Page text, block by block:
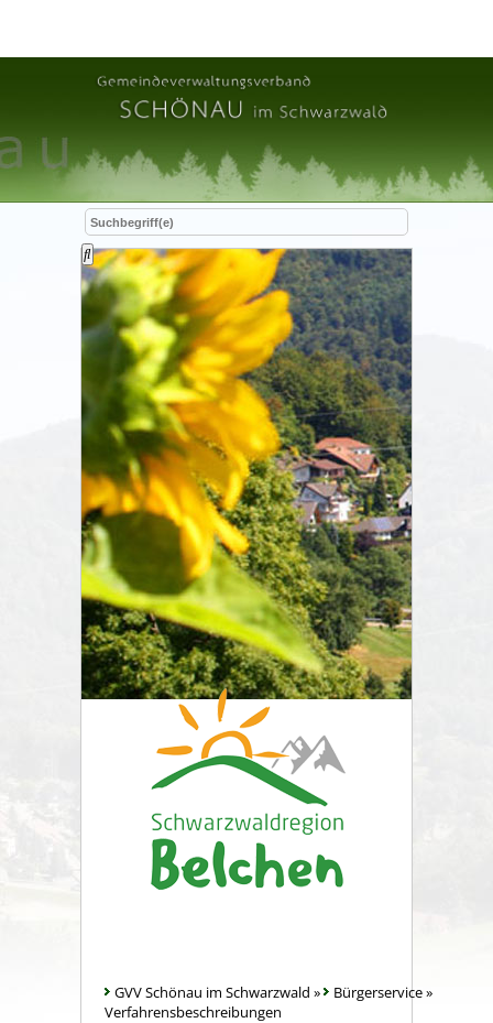
GVV Schönau im Schwarzwald » Bürgerservice»
Verfahrensbeschreibungen